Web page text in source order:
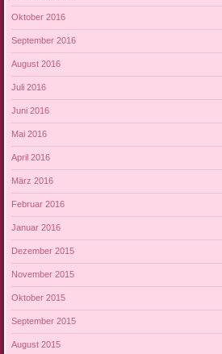
Oktober 2016
September 2016
August 2016
Juli 2016
Juni 2016
Mai 2016
April 2016
März 2016
Februar 2016
Januar 2016
Dezember 2015
November 2015
Oktober 2015
September 2015
August 2015